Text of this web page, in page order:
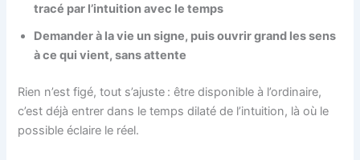
tracé par l’intuition avec le temps
Demander à la vie un signe, puis ouvrir grand les sens
à ce qui vient, sans attente
Rien n’est figé, tout s’ajuste : être disponible à l’ordinaire,
c’est déjà entrer dans le temps dilaté de l’intuition, là où le
possible éclaire le réel.